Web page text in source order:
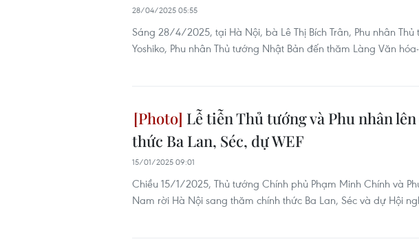
28/04/2025 05:55
Sáng 28/4/2025, tại Hà Nội, bà Lê Thị Bích Trân, Phu nhân
Yoshiko, Phu nhân Thủ tướng Nhật Bản đến thăm Làng Văn
Lễ tiễn Thủ tướng và Phu nhân
thức Ba Lan, Séc, dự WEF
15/01/2025 09:01
Chiều 15/1/2025, Thủ tướng Chính phủ Phạm Minh Chính và
Nam rời Hà Nội sang thăm chính thức Ba Lan, Séc và dự Hội